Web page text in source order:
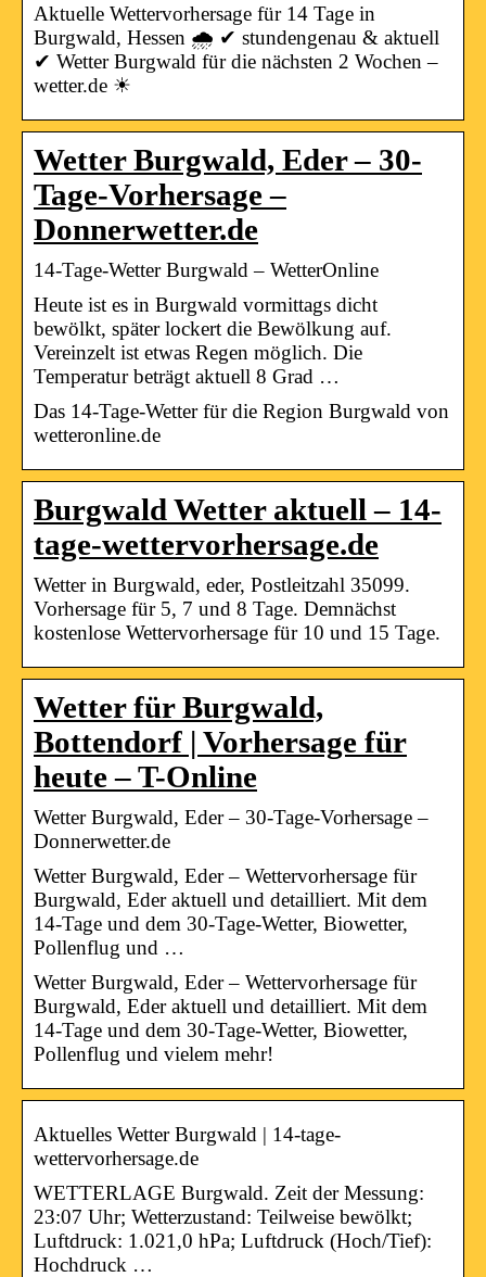
Aktuelle Wettervorhersage für 14 Tage in
Burgwald, Hessen 🌧️ ✔ stundengenau & aktuell
✔ Wetter Burgwald für die nächsten 2 Wochen –
wetter.de ☀
Wetter Burgwald, Eder – 30-
Tage-Vorhersage –
Donnerwetter.de
14-Tage-Wetter Burgwald – WetterOnline
Heute ist es in Burgwald vormittags dicht
bewölkt, später lockert die Bewölkung auf.
Vereinzelt ist etwas Regen möglich. Die
Temperatur beträgt aktuell 8 Grad …
Das 14-Tage-Wetter für die Region Burgwald von
wetteronline.de
Burgwald Wetter aktuell – 14-
tage-wettervorhersage.de
Wetter in Burgwald, eder, Postleitzahl 35099.
Vorhersage für 5, 7 und 8 Tage. Demnächst
kostenlose Wettervorhersage für 10 und 15 Tage.
Wetter für Burgwald,
Bottendorf | Vorhersage für
heute – T-Online
Wetter Burgwald, Eder – 30-Tage-Vorhersage –
Donnerwetter.de
Wetter Burgwald, Eder – Wettervorhersage für
Burgwald, Eder aktuell und detailliert. Mit dem
14-Tage und dem 30-Tage-Wetter, Biowetter,
Pollenflug und …
Wetter Burgwald, Eder – Wettervorhersage für
Burgwald, Eder aktuell und detailliert. Mit dem
14-Tage und dem 30-Tage-Wetter, Biowetter,
Pollenflug und vielem mehr!
Aktuelles Wetter Burgwald | 14-tage-
wettervorhersage.de
WETTERLAGE Burgwald. Zeit der Messung:
23:07 Uhr; Wetterzustand: Teilweise bewölkt;
Luftdruck: 1.021,0 hPa; Luftdruck (Hoch/Tief):
Hochdruck …